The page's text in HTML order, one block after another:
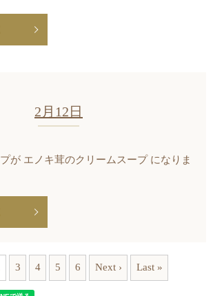
2月12日
が エノキ茸のクリームスープ になりま
3 4 5 6 Next › Last »